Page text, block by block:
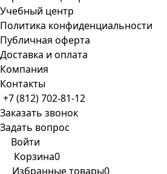
Учебный центр
Политика конфиденциальности
Публичная оферта
Доставка и оплата
Компания
Контакты
+7 (812) 702-81-12
Заказать звонок
Задать вопрос
Войти
Корзина0
Избранные товары0